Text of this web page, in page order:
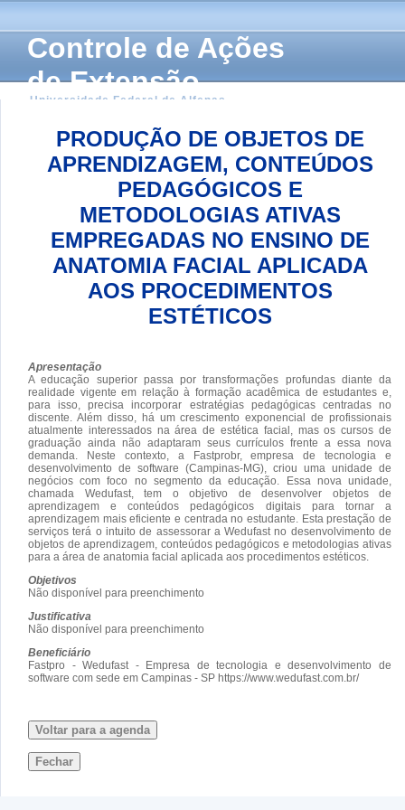
Controle de Ações
de Extensão
Universidade Federal de Alfenas
PRODUÇÃO DE OBJETOS DE
APRENDIZAGEM, CONTEÚDOS
PEDAGÓGICOS E
METODOLOGIAS ATIVAS
EMPREGADAS NO ENSINO DE
ANATOMIA FACIAL APLICADA
AOS PROCEDIMENTOS
ESTÉTICOS
Apresentação
A educação superior passa por transformações profundas diante da
realidade vigente em relação à formação acadêmica de estudantes e,
para isso, precisa incorporar estratégias pedagógicas centradas no
discente. Além disso, há um crescimento exponencial de profissionais
atualmente interessados na área de estética facial, mas os cursos de
graduação ainda não adaptaram seus currículos frente a essa nova
demanda. Neste contexto, a Fastprobr, empresa de tecnologia e
desenvolvimento de software (Campinas-MG), criou uma unidade de
negócios com foco no segmento da educação. Essa nova unidade,
chamada Wedufast, tem o objetivo de desenvolver objetos de
aprendizagem e conteúdos pedagógicos digitais para tornar a
aprendizagem mais eficiente e centrada no estudante. Esta prestação de
serviços terá o intuito de assessorar a Wedufast no desenvolvimento de
objetos de aprendizagem, conteúdos pedagógicos e metodologias ativas
para a área de anatomia facial aplicada aos procedimentos estéticos.
Objetivos
Não disponível para preenchimento
Justificativa
Não disponível para preenchimento
Beneficiário
Fastpro - Wedufast - Empresa de tecnologia e desenvolvimento de
software com sede em Campinas - SP https://www.wedufast.com.br/
Voltar para a agenda
Fechar